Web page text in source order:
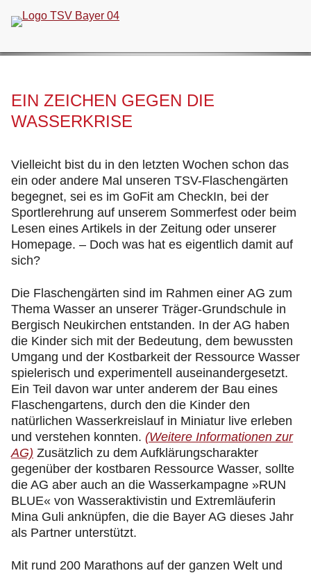
überspringen
EIN ZEICHEN GEGEN DIE
WASSERKRISE
Vielleicht bist du in den letzten Wochen schon das
ein oder andere Mal unseren TSV-Flaschengärten
begegnet, sei es im GoFit am CheckIn, bei der
Sportlerehrung auf unserem Sommerfest oder beim
Lesen eines Artikels in der Zeitung oder unserer
Homepage. – Doch was hat es eigentlich damit auf
sich?
Die Flaschengärten sind im Rahmen einer AG zum
Thema Wasser an unserer Träger-Grundschule in
Bergisch Neukirchen entstanden. In der AG haben
die Kinder sich mit der Bedeutung, dem bewussten
Umgang und der Kostbarkeit der Ressource Wasser
spielerisch und experimentell auseinandergesetzt.
Ein Teil davon war unter anderem der Bau eines
Flaschengartens, durch den die Kinder den
natürlichen Wasserkreislauf in Miniatur live erleben
und verstehen konnten. (Weitere Informationen zur
AG) Zusätzlich zu dem Aufklärungscharakter
gegenüber der kostbaren Ressource Wasser, sollte
die AG aber auch an die Wasserkampagne »RUN
BLUE« von Wasseraktivistin und Extremläuferin
Mina Guli anknüpfen, die die Bayer AG dieses Jahr
als Partner unterstützt.
Mit rund 200 Marathons auf der ganzen Welt und